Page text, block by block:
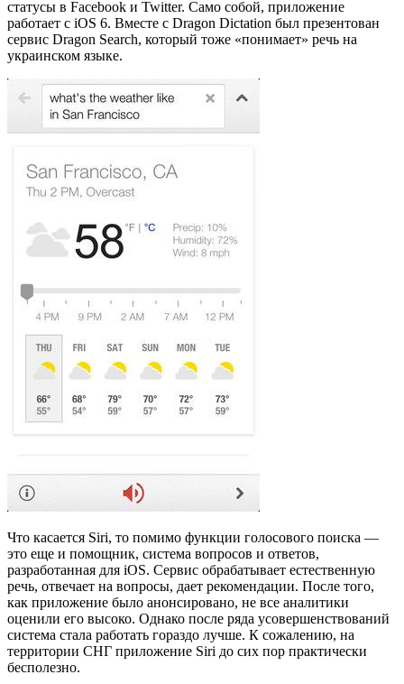
статусы в Facebook и Twitter. Само собой, приложение
работает с iOS 6. Вместе с Dragon Dictation был презентован
сервис Dragon Search, который тоже «понимает» речь на
украинском языке.
Что касается Siri, то помимо функции голосового поиска —
это еще и помощник, система вопросов и ответов,
разработанная для iOS. Сервис обрабатывает естественную
речь, отвечает на вопросы, дает рекомендации. После того,
как приложение было анонсировано, не все аналитики
оценили его высоко. Однако после ряда усовершенствований
система стала работать гораздо лучше. К сожалению, на
территории СНГ приложение Siri до сих пор практически
бесполезно.